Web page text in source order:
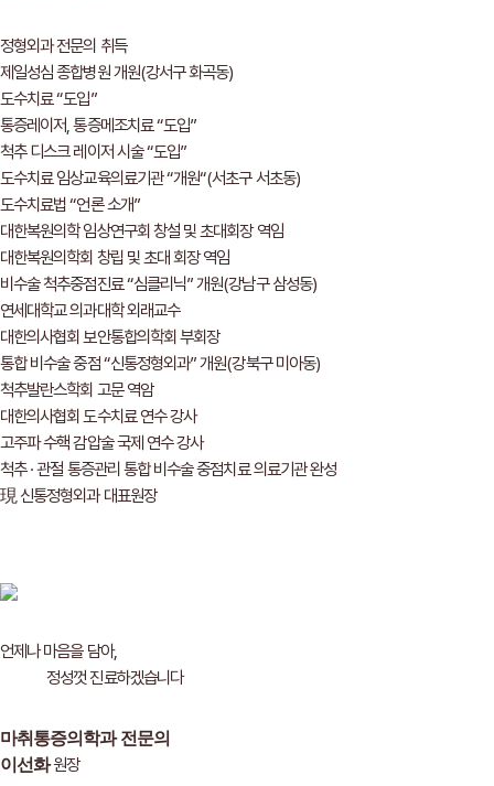
정형외과 전문의 취득
제일성심 종합병원 개원(강서구 화곡동)
도수치료 “도입”
통증레이저, 통증메조치료 “도입”
척추 디스크 레이저 시술 “도입”
도수치료 임상교육의료기관 “개원“(서초구 서초동)
도수치료법 “언론 소개”
대한복원의학 임상연구회 창설 및 초대회장 역임
대한복원의학회 창립 및 초대 회장 역임
비수술 척추중점진료 “심클리닉” 개원(강남구 삼성동)
연세대학교 의과대학 외래교수
대한의사협회 보안통합의학회 부회장
통합 비수술 중점 “신통정형외과” 개원(강북구 미아동)
척추발란스학회 고문 역암
대한의사협회 도수치료 연수 강사
고주파 수핵 감압술 국제 연수 강사
척추 · 관절 통증관리 통합 비수술 중점치료 의료기관 완성
現 신통정형외과 대표원장
언제나 마음을 담아,
정성껏 진료하겠습니다
마취통증의학과 전문의
이선화원장